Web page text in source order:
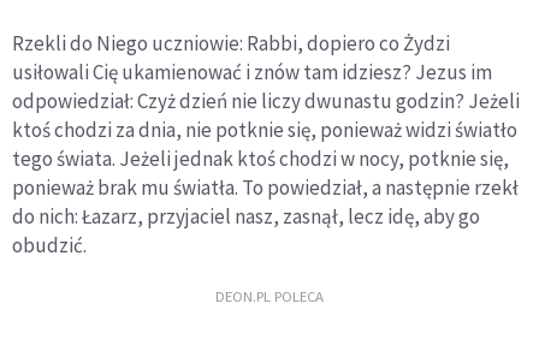
Rzekli do Niego uczniowie: Rabbi, dopiero co Żydzi
usiłowali Cię ukamienować i znów tam idziesz? Jezus im
odpowiedział: Czyż dzień nie liczy dwunastu godzin? Jeżeli
ktoś chodzi za dnia, nie potknie się, ponieważ widzi światło
tego świata. Jeżeli jednak ktoś chodzi w nocy, potknie się,
ponieważ brak mu światła. To powiedział, a następnie rzekł
do nich: Łazarz, przyjaciel nasz, zasnął, lecz idę, aby go
obudzić.
DEON.PL POLECA